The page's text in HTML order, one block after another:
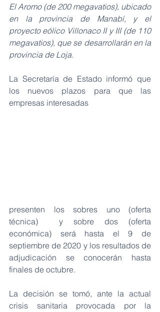
El Aromo (de 200 megavatios), ubicado
en la provincia de Manabí, y el
proyecto eólico Villonaco II y III (de 110
megavatios), que se desarrollarán en la
provincia de Loja.
La Secretaría de Estado informó que
los nuevos plazos para que las
empresas interesadas
presenten los sobres uno (oferta
técnica)  y sobre dos (oferta
económica) será hasta el 9 de
septiembre de 2020 y los resultados de
adjudicación se conocerán hasta
finales de octubre.
La decisión se tomó, ante la actual
crisis sanitaria provocada por la